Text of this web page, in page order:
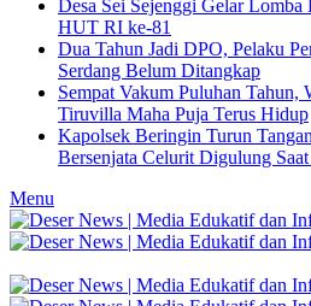
Desa Sei Sejenggi Gelar Lomba
HUT RI ke-81
Dua Tahun Jadi DPO, Pelaku
Serdang Belum Ditangkap
Sempat Vakum Puluhan Tahun,
Tiruvilla Maha Puja Terus Hidup
Kapolsek Beringin Turun
Bersenjata Celurit Digulung
Menu